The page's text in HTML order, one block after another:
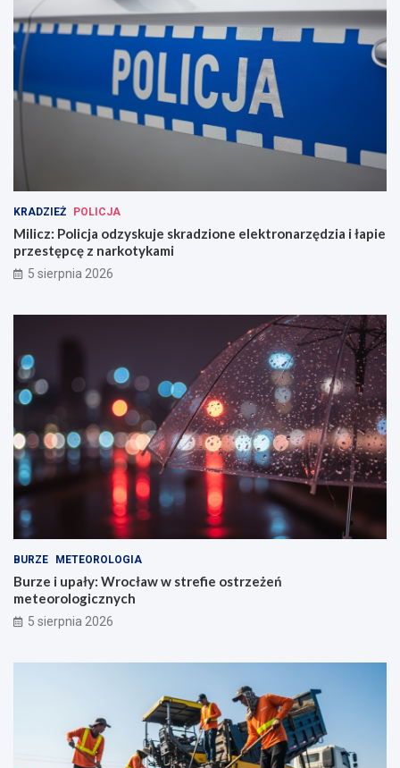
KRADZIEŻ POLICJA
Milicz: Policja odzyskuje skradzione elektronarzędzia i łapie
przestępcę z narkotykami
5 sierpnia 2026
BURZE METEOROLOGIA
Burze i upały: Wrocław w strefie ostrzeżeń
meteorologicznych
5 sierpnia 2026